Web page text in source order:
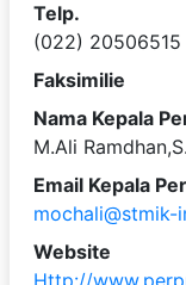
Telp.
(022) 20506515
Faksimilie
Nama Kepala
M.Ali
Email Kepala
mochali@stmik-
Website
Http://